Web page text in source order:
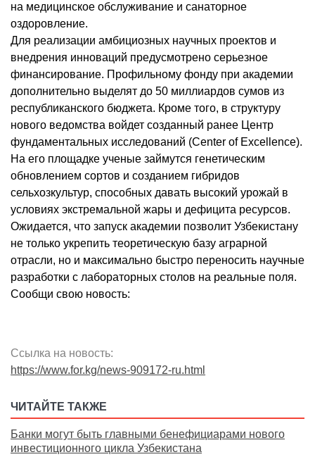
на медицинское обслуживание и санаторное
оздоровление.
Для реализации амбициозных научных проектов и
внедрения инноваций предусмотрено серьезное
финансирование. Профильному фонду при академии
дополнительно выделят до 50 миллиардов сумов из
республиканского бюджета. Кроме того, в структуру
нового ведомства войдет созданный ранее Центр
фундаментальных исследований (Center of Excellence).
На его площадке ученые займутся генетическим
обновлением сортов и созданием гибридов
сельхозкультур, способных давать высокий урожай в
условиях экстремальной жары и дефицита ресурсов.
Ожидается, что запуск академии позволит Узбекистану
не только укрепить теоретическую базу аграрной
отрасли, но и максимально быстро переносить научные
разработки с лабораторных столов на реальные поля.
Сообщи свою новость:
Ссылка на новость:
https://www.for.kg/news-909172-ru.html
ЧИТАЙТЕ ТАКЖЕ
Банки могут быть главными бенефициарами нового
инвестиционного цикла Узбекистана